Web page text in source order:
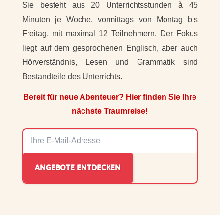
Sie besteht aus 20 Unterrichtsstunden à 45
Minuten je Woche, vormittags von Montag bis
Freitag, mit maximal 12 Teilnehmern. Der Fokus
liegt auf dem gesprochenen Englisch, aber auch
Hörverständnis, Lesen und Grammatik sind
Bestandteile des Unterrichts.
Bereit für neue Abenteuer? Hier finden Sie Ihre
nächste Traumreise!